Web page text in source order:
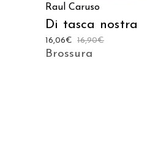
Raul Caruso
Di tasca nostra
16,90€
16,06€
Brossura